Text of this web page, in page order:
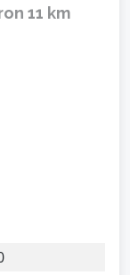
11 km